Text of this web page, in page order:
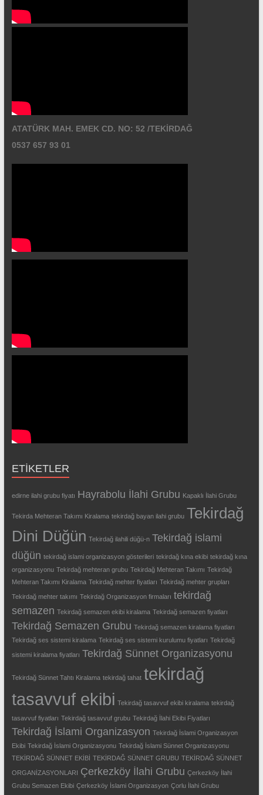
ATATÜRK MAH. EMEK CD. NO: 52 /TEKİRDAĞ
0537 657 93 01
ETIKETLER
edirne ilahi grubu fiyatı Hayrabolu İlahi Grubu Kapaklı İlahi Grubu
Tekirda Mehteran Takımı Kiralama tekirdağ bayan ilahi grubu Tekirdağ
Dini Düğün Tekirdağ ilahili düğü-n Tekirdağ islami
düğün tekirdağ islami organizasyon gösterileri tekirdağ kına ekibi tekirdağ kına
organizasyonu Tekirdağ mehteran grubu Tekirdağ Mehteran Takımı Tekirdağ
Mehteran Takımı Kiralama Tekirdağ mehter fiyatları Tekirdağ mehter grupları
Tekirdağ mehter takımı Tekirdağ Organizasyon firmaları tekirdağ
semazen Tekirdağ semazen ekibi kiralama Tekirdağ semazen fiyatları
Tekirdağ Semazen Grubu Tekirdağ semazen kiralama fiyatları
Tekirdağ ses sistemi kiralama Tekirdağ ses sistemi kurulumu fiyatları Tekirdağ
sistemi kiralama fiyatları Tekirdağ Sünnet Organizasyonu
Tekirdağ Sünnet Tahtı Kiralama tekirdağ tahat tekirdağ
tasavvuf ekibi Tekirdağ tasavvuf ekibi kiralama tekirdağ
tasavvuf fiyatları Tekirdağ tasavvuf grubu Tekirdağ İlahi Ekibi Fiyatları
Tekirdağ İslami Organizasyon Tekirdağ İslami Organizasyon
Ekibi Tekirdağ İslami Organizasyonu Tekirdağ İslami Sünnet Organizasyonu
TEKİRDAĞ SÜNNET EKİBİ TEKİRDAĞ SÜNNET GRUBU TEKİRDAĞ SÜNNET
ORGANİZASYONLARI Çerkezköy İlahi Grubu Çerkezköy İlahi
Grubu Semazen Ekibi Çerkezköy İslami Organizasyon Çorlu İlahi Grubu